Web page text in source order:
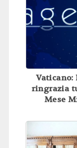
Vaticano:
ringrazia
Mese